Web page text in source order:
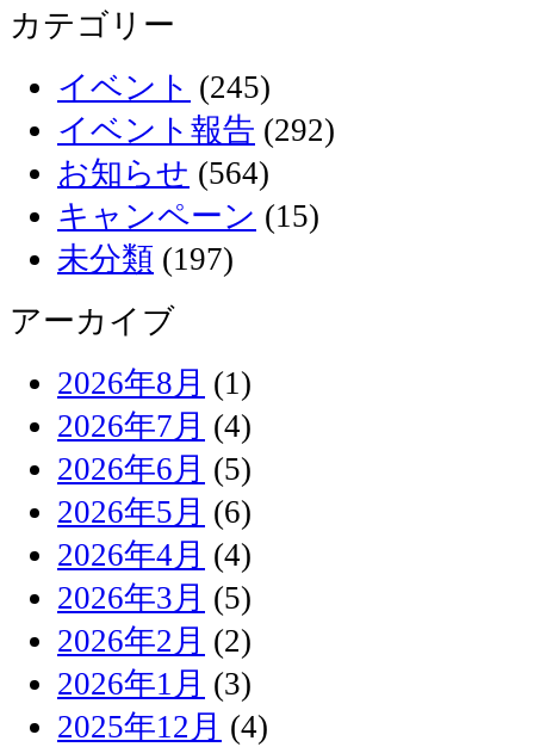
カテゴリー
イベント (245)
イベント報告 (292)
お知らせ (564)
キャンペーン (15)
未分類 (197)
アーカイブ
2026年8月 (1)
2026年7月 (4)
2026年6月 (5)
2026年5月 (6)
2026年4月 (4)
2026年3月 (5)
2026年2月 (2)
2026年1月 (3)
2025年12月 (4)